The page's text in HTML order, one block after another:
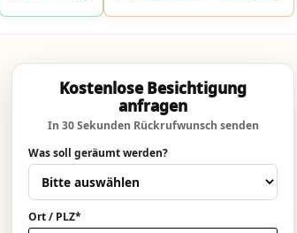
Kostenlose Besichtigung
anfragen
In 30 Sekunden Rückrufwunsch senden
Was soll geräumt werden?
Ort / PLZ*